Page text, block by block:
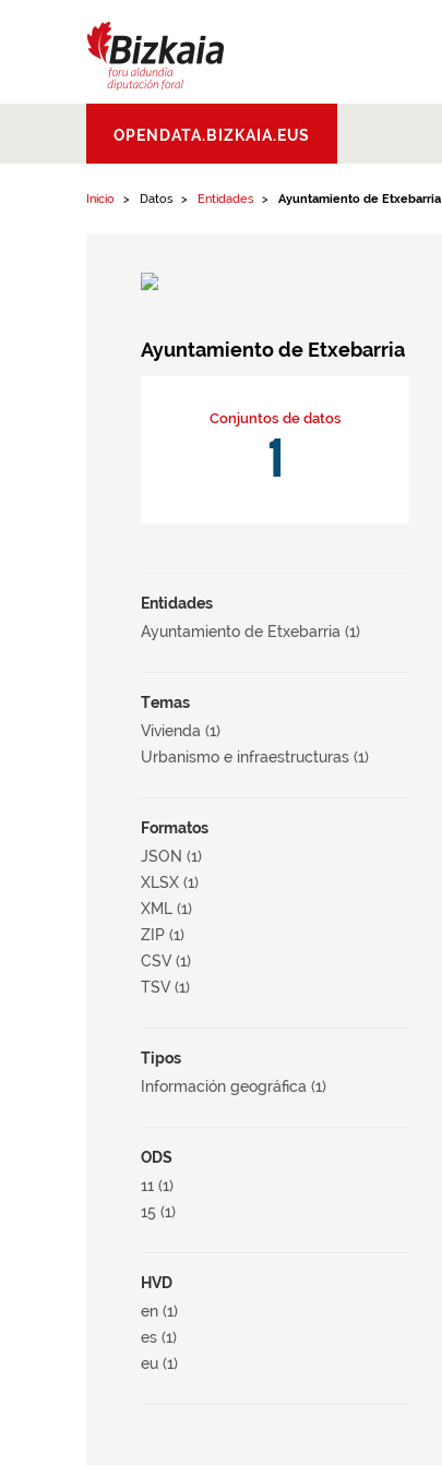
Aldundia.Diputacion
Foral de Bizkaia
OPENDATA.BIZKAIA.EUS
Inicio Datos Entidades Ayuntamiento de Etxebarria
Ayuntamiento de Etxebarria
Conjuntos de datos
1
Entidades
Ayuntamiento de Etxebarria (1)
Temas
Vivienda (1)
Urbanismo e infraestructuras (1)
Formatos
JSON (1)
XLSX (1)
XML (1)
ZIP (1)
CSV (1)
TSV (1)
Tipos
Información geográfica (1)
ODS
11 (1)
15 (1)
HVD
en (1)
es (1)
eu (1)